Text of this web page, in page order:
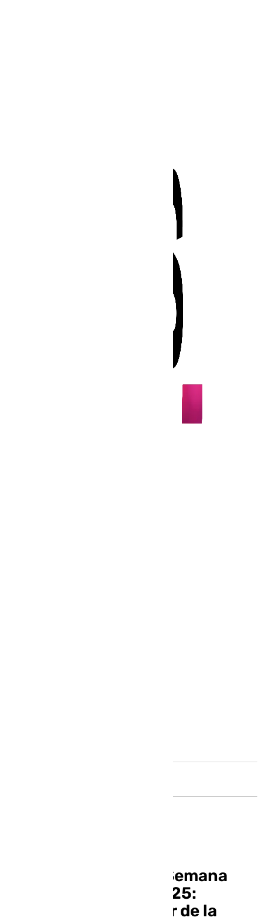
Así es el cartel de la Semana
Santa de Granada 2025:
«Representa el fervor de la